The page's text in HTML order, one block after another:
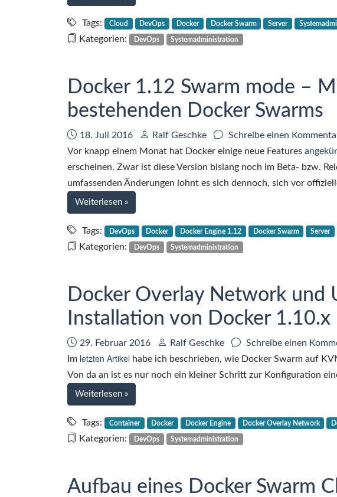
Docker
1.12
Swarm
Shortcuts
Tags: Cloud DevOps Docker Docker Swarm Server
Kategorien: DevOps Systemadministration
Docker 1.12 Swarm mode –
bestehenden Docker Swarms
Datum:
18. Juli 2016 Autor:
Ralf Geschke Schreibe einen
Vor knapp einem Monat hat Docker einige neue Features
erscheinen. Zwar ist diese Version bislang noch im Beta- bzw.
umfassenden Änderungen lohnt es sich dennoch, sich vor
Weiterlesen bei
Docker
1.12
Swarm
Migration
eines
bestehenden
Swarms
»
Tags: DevOps Docker Docker Engine 1.12 Docker Swarm Server
Kategorien: DevOps Systemadministration
Docker Overlay Network und
Installation von Docker 1.10.x
Datum:
29. Februar 2016 Autor:
Ralf Geschke Schreibe einen
Im letzten Artikel habe ich beschrieben, wie Docker Swarm auf
Von da an ist es nur noch ein kleiner Schritt zur Konfiguration
Weiterlesen bei
Docker
Overlay
Network
der
»
Tags: Container Docker Docker Engine Docker Overlay Network
Kategorien: DevOps Systemadministration
Aufbau eines Docker Swarm